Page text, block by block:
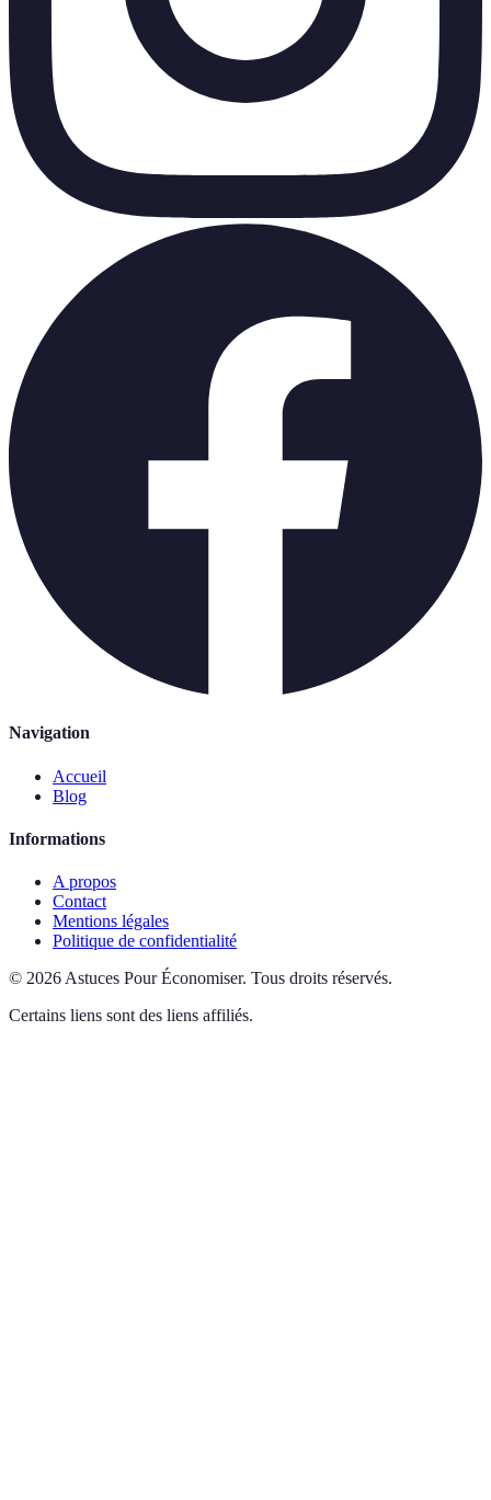
Navigation
Accueil
Blog
Informations
A propos
Contact
Mentions légales
Politique de confidentialité
© 2026 Astuces Pour Économiser. Tous droits réservés.
Certains liens sont des liens affiliés.